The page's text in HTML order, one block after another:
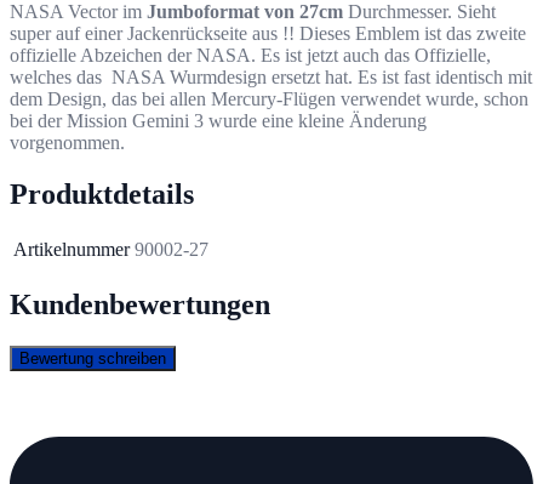
NASA Vector im Jumboformat von 27cm Durchmesser. Sieht
super auf einer Jackenrückseite aus !! Dieses Emblem ist das zweite
offizielle Abzeichen der NASA. Es ist jetzt auch das Offizielle,
welches das NASA Wurmdesign ersetzt hat. Es ist fast identisch mit
dem Design, das bei allen Mercury-Flügen verwendet wurde, schon
bei der Mission Gemini 3 wurde eine kleine Änderung
vorgenommen.
Produktdetails
Artikelnummer 90002-27
Kundenbewertungen
Bewertung schreiben